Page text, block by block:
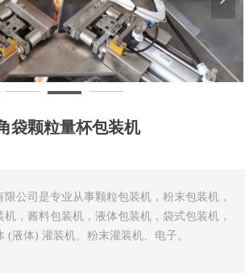
袋颗粒量杯包装机
公司是专业从事颗粒包装机，粉末包装机，
，酱料包装机，液体包装机，袋式包装机，
(液体) 灌装机、粉末灌装机、电子。